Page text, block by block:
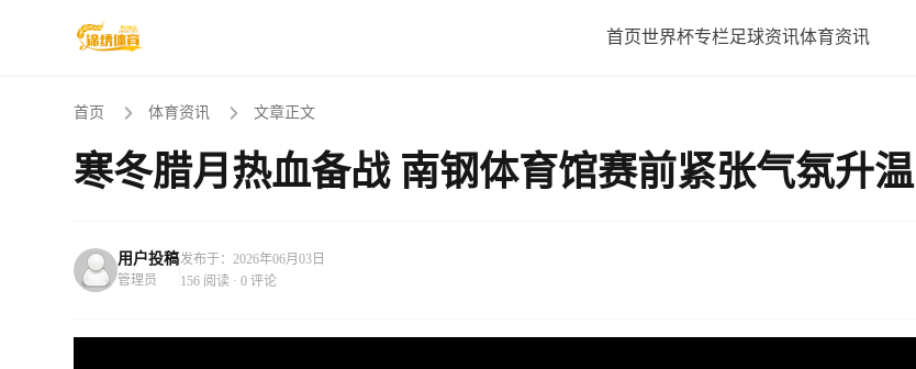
首页世界杯专栏足球资讯体育资讯
首页 体育资讯 文章正文
寒冬腊月热血备战 南钢体育馆赛前紧张气氛升温
用户投稿
管理员
发布于：2026年06月03日
156 阅读 · 0 评论